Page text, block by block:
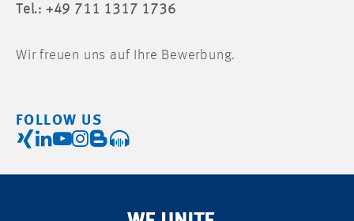
Tel.: +49 711 1317 1736
Wir freuen uns auf Ihre Bewerbung.
FOLLOW US